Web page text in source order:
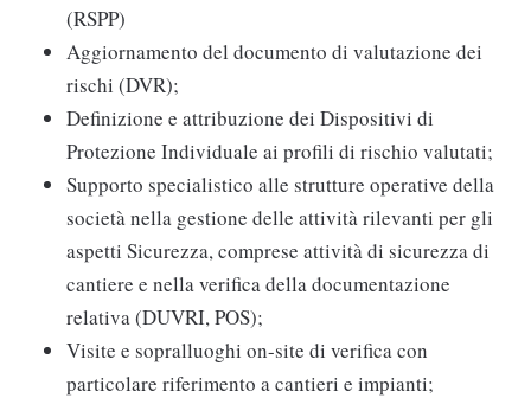
(RSPP)
Aggiornamento del documento di valutazione dei
rischi (DVR);
Definizione e attribuzione dei Dispositivi di
Protezione Individuale ai profili di rischio valutati;
Supporto specialistico alle strutture operative della
società nella gestione delle attività rilevanti per gli
aspetti Sicurezza, comprese attività di sicurezza di
cantiere e nella verifica della documentazione
relativa (DUVRI, POS);
Visite e sopralluoghi on-site di verifica con
particolare riferimento a cantieri e impianti;